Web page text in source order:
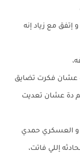
مع زياد إنه
عشان فكرت تضايق
دة عشان تعديت
العسكري حمدي
إللي فاتت،